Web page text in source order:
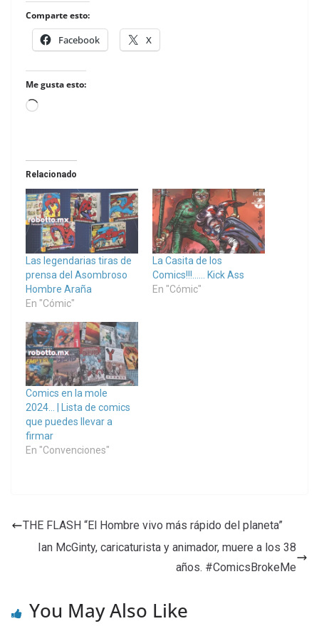
Comparte esto:
Facebook X
Me gusta esto:
Loading…
Relacionado
Las legendarias tiras de
prensa del Asombroso
Hombre Araña
En "Cómic"
La Casita de los
Comics!!!…… Kick Ass
En "Cómic"
Comics en la mole
2024… | Lista de comics
que puedes llevar a
firmar
En "Convenciones"
THE FLASH “El Hombre vivo más rápido del planeta”
Ian McGinty, caricaturista y animador, muere a los 38
años. #ComicsBrokeMe
You May Also Like